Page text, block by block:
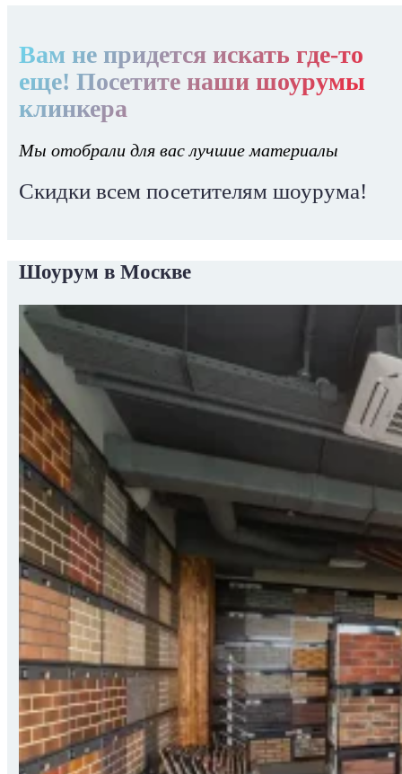
Вам не придется искать где-то
еще! Посетите наши шоурумы
клинкера
Мы отобрали для вас лучшие материалы
Скидки всем посетителям шоурума!
Шоурум в Москве